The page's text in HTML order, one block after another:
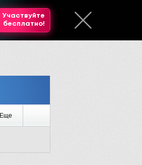
Участвуйте
бесплатно!
Еще